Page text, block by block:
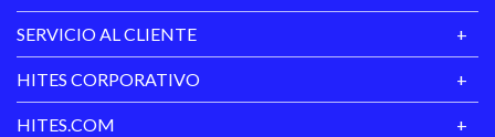
SERVICIO AL CLIENTE
HITES CORPORATIVO
HITES.COM